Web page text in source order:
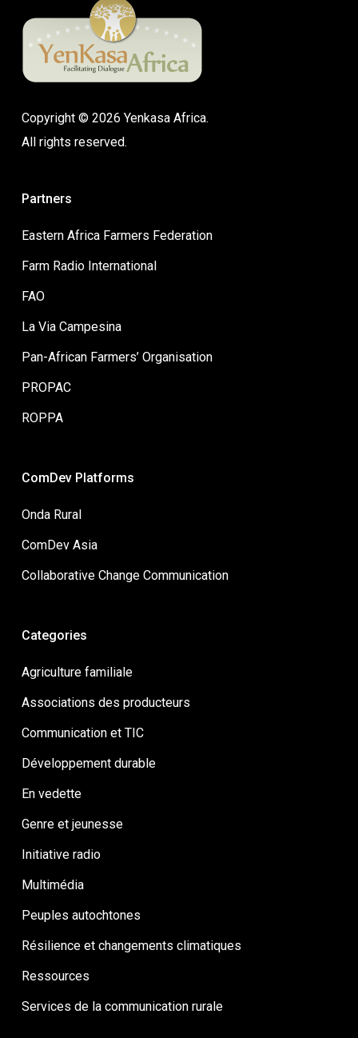
Copyright © 2026 Yenkasa Africa.
All rights reserved.
Partners
Eastern Africa Farmers Federation
Farm Radio International
FAO
La Via Campesina
Pan-African Farmers’ Organisation
PROPAC
ROPPA
ComDev Platforms
Onda Rural
ComDev Asia
Collaborative Change Communication
Categories
Agriculture familiale
Associations des producteurs
Communication et TIC
Développement durable
En vedette
Genre et jeunesse
Initiative radio
Multimédia
Peuples autochtones
Résilience et changements climatiques
Ressources
Services de la communication rurale